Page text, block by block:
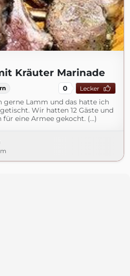
Kräuter Marinade
0 Lecker
gerne Lamm und das hatte ich
Wir hatten 12 Gäste und
eine Armee gekocht. (...)